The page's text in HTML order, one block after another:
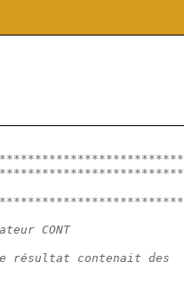
CONT
contenait des